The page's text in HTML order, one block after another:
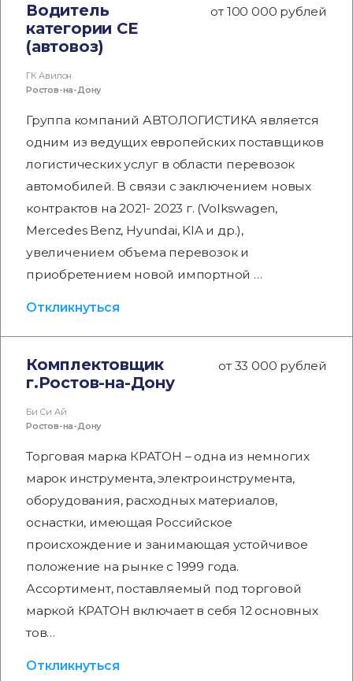
Водитель
категории СЕ
(автовоз)
от 100 000 рублей
ГК Авилон
Ростов-на-Дону
Группа компаний АВТОЛОГИСТИКА является
одним из ведущих европейских поставщиков
логистических услуг в области перевозок
автомобилей. В связи с заключением новых
контрактов на 2021- 2023 г. (Volkswagen,
Mercedes Benz, Hyundai, KIA и др.),
увеличением объема перевозок и
приобретением новой импортной …
Откликнуться
Комплектовщик
г.Ростов-на-Дону
от 33 000 рублей
Би Си Ай
Ростов-на-Дону
Торговая марка КРАТОН – одна из немногих
марок инструмента, электроинструмента,
оборудования, расходных материалов,
оснастки, имеющая Российское
происхождение и занимающая устойчивое
положение на рынке с 1999 года.
Ассортимент, поставляемый под торговой
маркой КРАТОН включает в себя 12 основных
тов…
Откликнуться